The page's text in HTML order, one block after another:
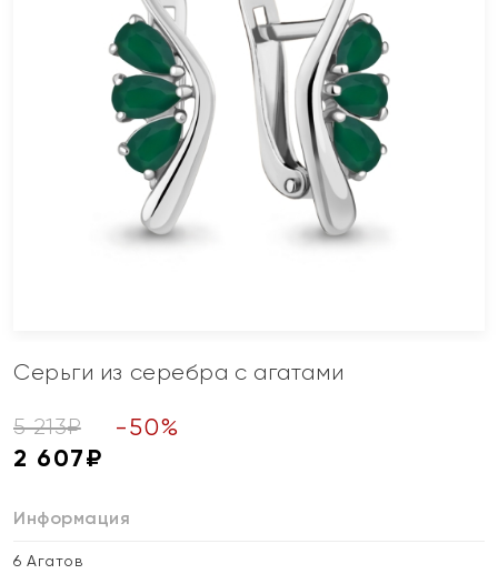
Серьги из серебра с агатами
5 213₽ -50%
2 607₽
Информация
6 Агатов